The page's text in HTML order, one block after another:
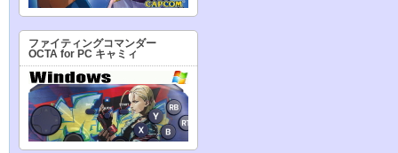
ファイティングコマンダー
OCTA for PC キャミィ